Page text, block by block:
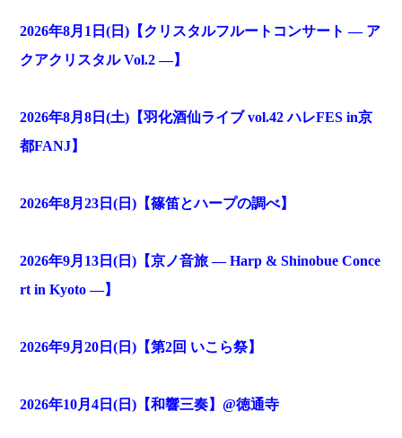
2026年8月1日(日)【クリスタルフルートコンサート ― ア
クアクリスタル Vol.2 ―】
2026年8月8日(土)【羽化酒仙ライブ vol.42 ハレFES in京
都FANJ】
2026年8月23日(日)【篠笛とハープの調べ】
2026年9月13日(日)【京ノ音旅 — Harp & Shinobue Conce
rt in Kyoto —】
2026年9月20日(日)【第2回 いこら祭】
2026年10月4日(日)【和響三奏】@徳通寺